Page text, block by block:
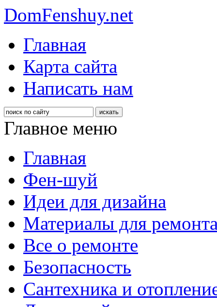
DomFenshuy.net
Главная
Карта сайта
Написать нам
Главное меню
Главная
Фен-шуй
Идеи для дизайна
Материалы для
Все о ремонте
Безопасность
Сантехника и